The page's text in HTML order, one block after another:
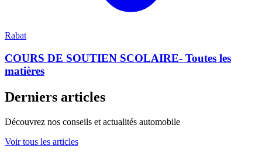
Rabat
COURS DE SOUTIEN SCOLAIRE- Toutes les
matières
Derniers articles
Découvrez nos conseils et actualités automobile
Voir tous les articles